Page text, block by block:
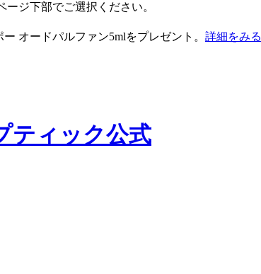
ージ下部でご選択ください。
オードパルファン5mlをプレゼント。 詳細をみる
ティック公式